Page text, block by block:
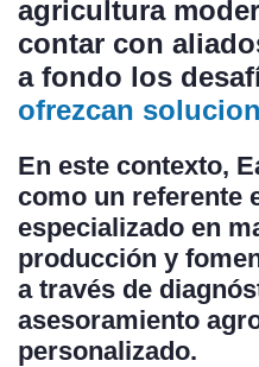
agricultura
contar con
a fondo los
ofrezcan
En este contexto,
como un referente
especializado en
producción y
a través de
asesoramiento
personalizado.